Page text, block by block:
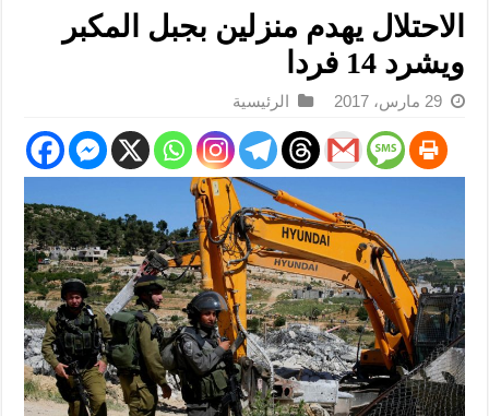
الاحتلال يهدم منزلين بجبل المكبر
ويشرد 14 فردا
29 مارس، 2017 الرئيسية